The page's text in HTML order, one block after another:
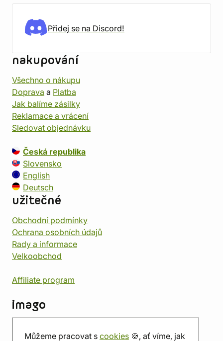
Můžeme pracovat s cookies 🍪, ať víme, jak
Přidej se na Discord!
nakupování
Všechno o nákupu
Doprava a Platba
Jak balíme zásilky
Reklamace a vrácení
Sledovat objednávku
Česká republika
Slovensko
English
Deutsch
užitečné
Obchodní podmínky
Ochrana osobních údajů
Rady a informace
Velkoobchod
Affiliate program
imago
Prodejna